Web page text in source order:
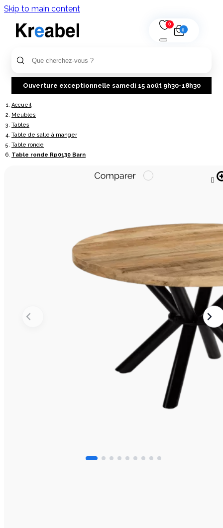
Skip to main content
0
0
Ouverture exceptionnelle samedi 15 août 9h30-18h30
Accueil
Meubles
Tables
Table de salle à manger
Table ronde
Table ronde Rp0130 Barn
